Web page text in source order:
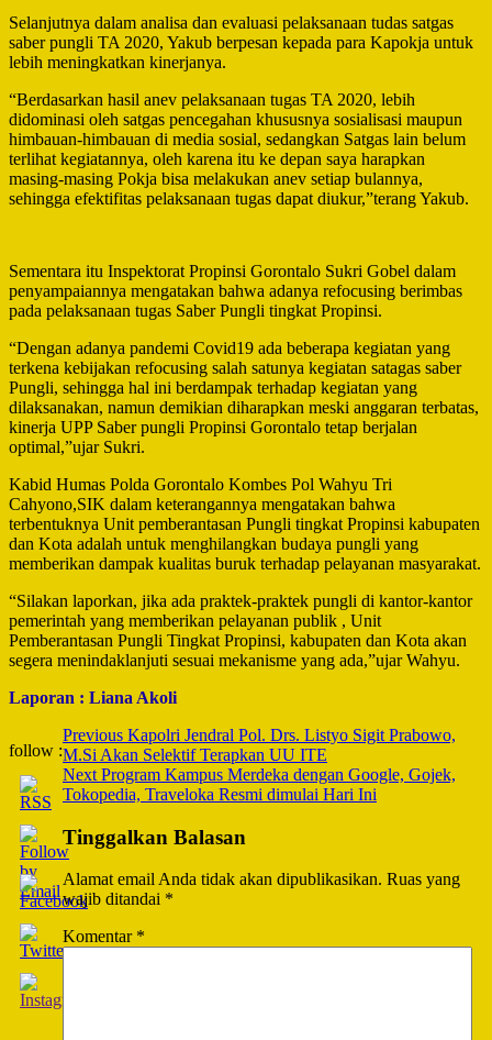
Selanjutnya dalam analisa dan evaluasi pelaksanaan tudas satgas
saber pungli TA 2020, Yakub berpesan kepada para Kapokja untuk
lebih meningkatkan kinerjanya.
“Berdasarkan hasil anev pelaksanaan tugas TA 2020, lebih
didominasi oleh satgas pencegahan khususnya sosialisasi maupun
himbauan-himbauan di media sosial, sedangkan Satgas lain belum
terlihat kegiatannya, oleh karena itu ke depan saya harapkan
masing-masing Pokja bisa melakukan anev setiap bulannya,
sehingga efektifitas pelaksanaan tugas dapat diukur,”terang Yakub.
Sementara itu Inspektorat Propinsi Gorontalo Sukri Gobel dalam
penyampaiannya mengatakan bahwa adanya refocusing berimbas
pada pelaksanaan tugas Saber Pungli tingkat Propinsi.
“Dengan adanya pandemi Covid19 ada beberapa kegiatan yang
terkena kebijakan refocusing salah satunya kegiatan satagas saber
Pungli, sehingga hal ini berdampak terhadap kegiatan yang
dilaksanakan, namun demikian diharapkan meski anggaran terbatas,
kinerja UPP Saber pungli Propinsi Gorontalo tetap berjalan
optimal,”ujar Sukri.
Kabid Humas Polda Gorontalo Kombes Pol Wahyu Tri
Cahyono,SIK dalam keterangannya mengatakan bahwa
terbentuknya Unit pemberantasan Pungli tingkat Propinsi kabupaten
dan Kota adalah untuk menghilangkan budaya pungli yang
memberikan dampak kualitas buruk terhadap pelayanan masyarakat.
“Silakan laporkan, jika ada praktek-praktek pungli di kantor-kantor
pemerintah yang memberikan pelayanan publik , Unit
Pemberantasan Pungli Tingkat Propinsi, kabupaten dan Kota akan
segera menindaklanjuti sesuai mekanisme yang ada,”ujar Wahyu.
Laporan : Liana Akoli
follow :
Post
Navigation
Previous Kapolri Jendral Pol. Drs. Listyo Sigit Prabowo,
M.Si Akan Selektif Terapkan UU ITE
Next Program Kampus Merdeka dengan Google, Gojek,
Tokopedia, Traveloka Resmi dimulai Hari Ini
Tinggalkan Balasan
Alamat email Anda tidak akan dipublikasikan. Ruas yang
wajib ditandai *
Komentar *